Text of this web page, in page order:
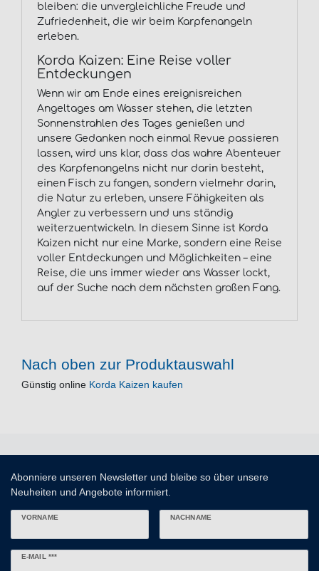
bleiben: die unvergleichliche Freude und
Zufriedenheit, die wir beim Karpfenangeln
erleben.
Korda Kaizen: Eine Reise voller
Entdeckungen
Wenn wir am Ende eines ereignisreichen
Angeltages am Wasser stehen, die letzten
Sonnenstrahlen des Tages genießen und
unsere Gedanken noch einmal Revue passieren
lassen, wird uns klar, dass das wahre Abenteuer
des Karpfenangelns nicht nur darin besteht,
einen Fisch zu fangen, sondern vielmehr darin,
die Natur zu erleben, unsere Fähigkeiten als
Angler zu verbessern und uns ständig
weiterzuentwickeln. In diesem Sinne ist Korda
Kaizen nicht nur eine Marke, sondern eine Reise
voller Entdeckungen und Möglichkeiten – eine
Reise, die uns immer wieder ans Wasser lockt,
auf der Suche nach dem nächsten großen Fang.
Nach oben zur Produktauswahl
Günstig online Korda Kaizen kaufen
Abonniere unseren Newsletter und bleibe so über unsere
Neuheiten und Angebote informiert.
VORNAME NACHNAME
E-MAIL ***
Newsletter